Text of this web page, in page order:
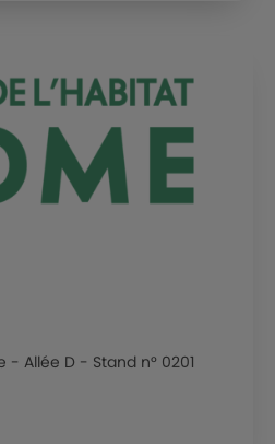
- Allée D - Stand n° 0201